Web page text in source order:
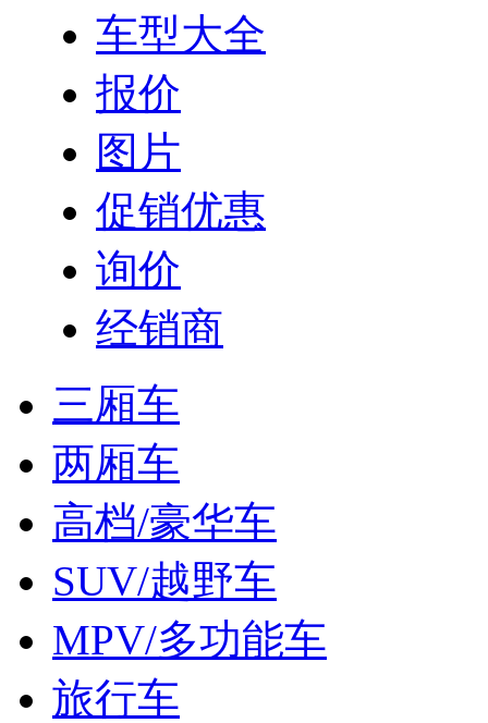
车型大全
报价
图片
促销优惠
询价
经销商
三厢车
两厢车
高档/豪华车
SUV/越野车
MPV/多功能车
旅行车